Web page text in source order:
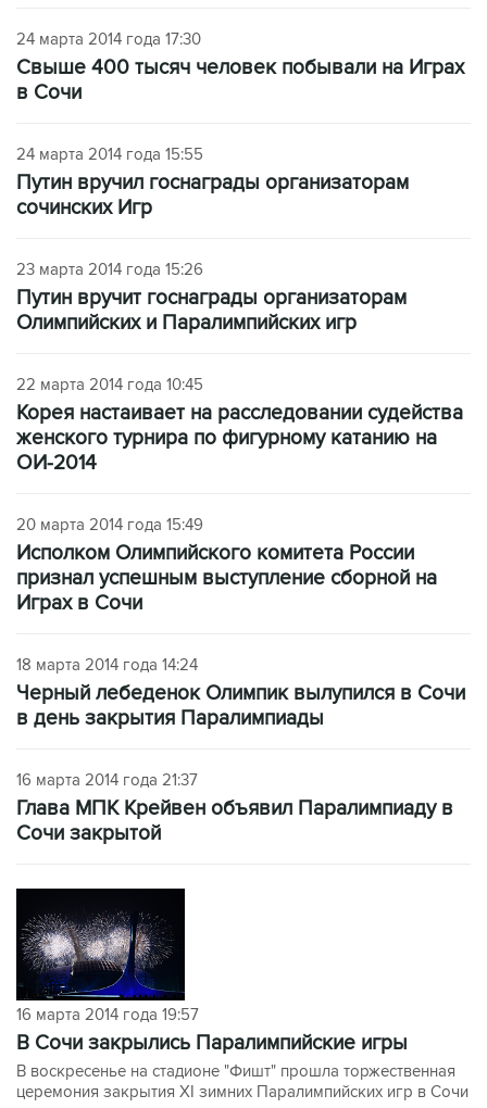
24 марта 2014 года 17:30
Свыше 400 тысяч человек побывали на Играх
в Сочи
24 марта 2014 года 15:55
Путин вручил госнаграды организаторам
сочинских Игр
23 марта 2014 года 15:26
Путин вручит госнаграды организаторам
Олимпийских и Паралимпийских игр
22 марта 2014 года 10:45
Корея настаивает на расследовании судейства
женского турнира по фигурному катанию на
ОИ-2014
20 марта 2014 года 15:49
Исполком Олимпийского комитета России
признал успешным выступление сборной на
Играх в Сочи
18 марта 2014 года 14:24
Черный лебеденок Олимпик вылупился в Сочи
в день закрытия Паралимпиады
16 марта 2014 года 21:37
Глава МПК Крейвен объявил Паралимпиаду в
Сочи закрытой
16 марта 2014 года 19:57
В Сочи закрылись Паралимпийские игры
В воскресенье на стадионе "Фишт" прошла торжественная
церемония закрытия XI зимних Паралимпийских игр в Сочи